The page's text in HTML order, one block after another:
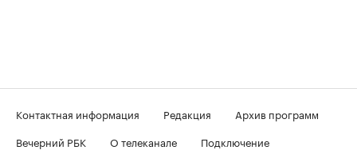
Контактная информация Редакция
Архив программ
Вечерний РБК
О телеканале
Подключение